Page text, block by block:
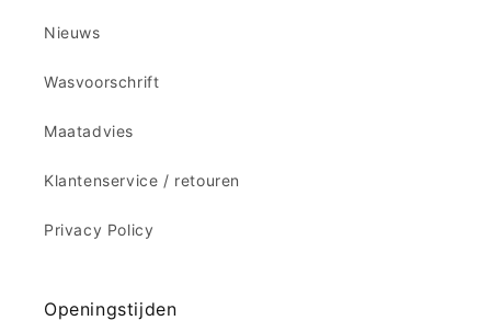
Nieuws
Wasvoorschrift
Maatadvies
Klantenservice / retouren
Privacy Policy
Openingstijden